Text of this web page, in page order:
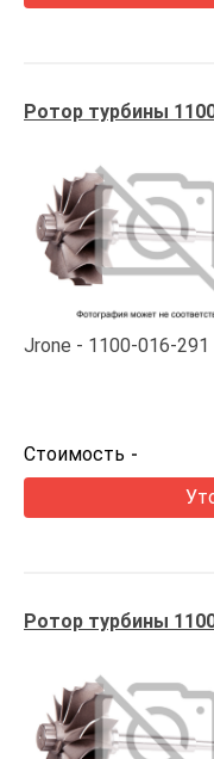
Ротор турбины
Jrone 1100-016-291
Стоимость -
Ротор турбины